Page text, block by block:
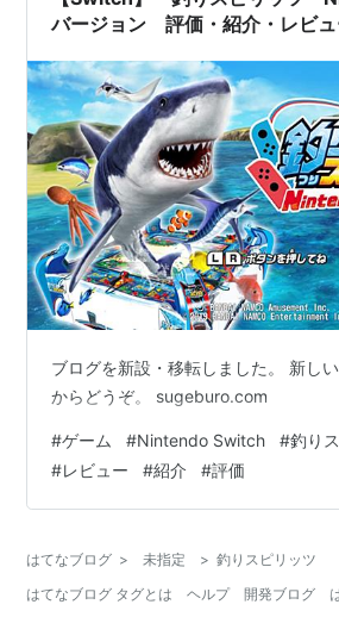
「21世紀の子供達にマッチする」＂感
バージョン 評価・紹介・レビ
ブログを新設・移転しました。 新し
からどうぞ。 sugeburo.com
#ゲーム #Nintendo Switch #釣り
#レビュー #紹介 #評価
はてなブログ > 未指定 > 釣りスピリッツ
はてなブログ タグとは
ヘルプ 開発ブログ